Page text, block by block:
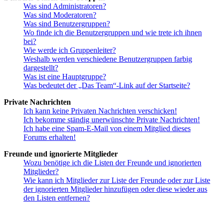
Was sind Administratoren?
Was sind Moderatoren?
Was sind Benutzergruppen?
Wo finde ich die Benutzergruppen und wie trete ich ihnen
bei?
Wie werde ich Gruppenleiter?
Weshalb werden verschiedene Benutzergruppen farbig
dargestellt?
Was ist eine Hauptgruppe?
Was bedeutet der „Das Team“-Link auf der Startseite?
Private Nachrichten
Ich kann keine Privaten Nachrichten verschicken!
Ich bekomme ständig unerwünschte Private Nachrichten!
Ich habe eine Spam-E-Mail von einem Mitglied dieses
Forums erhalten!
Freunde und ignorierte Mitglieder
Wozu benötige ich die Listen der Freunde und ignorierten
Mitglieder?
Wie kann ich Mitglieder zur Liste der Freunde oder zur Liste
der ignorierten Mitglieder hinzufügen oder diese wieder aus
den Listen entfernen?